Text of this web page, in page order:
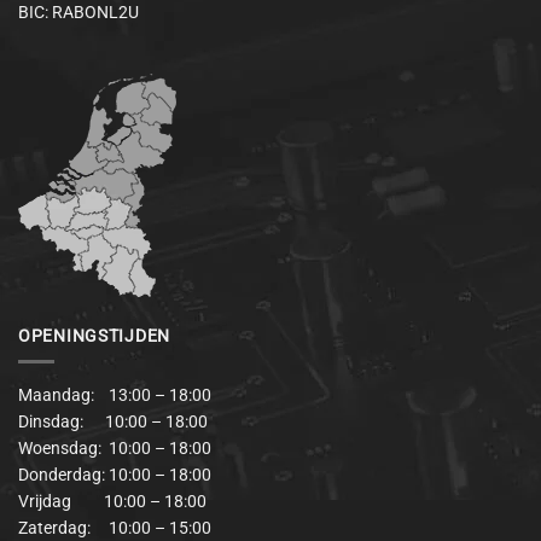
BIC: RABONL2U
OPENINGSTIJDEN
Maandag: 13:00 – 18:00
Dinsdag: 10:00 – 18:00
Woensdag: 10:00 – 18:00
Donderdag: 10:00 – 18:00
Vrijdag 10:00 – 18:00
Zaterdag: 10:00 – 15:00